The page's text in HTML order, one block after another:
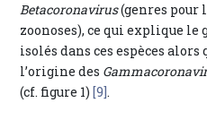
Betacoronavirus(genres pour
zoonoses), ce qui explique
isolés dans ces espèces
l’origine des
(cf. figure 1)[9].